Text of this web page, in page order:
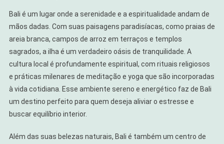
Bali é um lugar onde a serenidade e a espiritualidade andam de
mãos dadas. Com suas paisagens paradisíacas, como praias de
areia branca, campos de arroz em terraços e templos
sagrados, a ilha é um verdadeiro oásis de tranquilidade. A
cultura local é profundamente espiritual, com rituais religiosos
e práticas milenares de meditação e yoga que são incorporadas
à vida cotidiana. Esse ambiente sereno e energético faz de Bali
um destino perfeito para quem deseja aliviar o estresse e
buscar equilíbrio interior.
Além das suas belezas naturais, Bali é também um centro de